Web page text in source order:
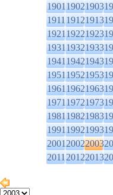
190119021903
191119121913
192119221923
193119321933
194119421943
195119521953
196119621963
197119721973
198119821983
199119921993
200120022003
201120122013